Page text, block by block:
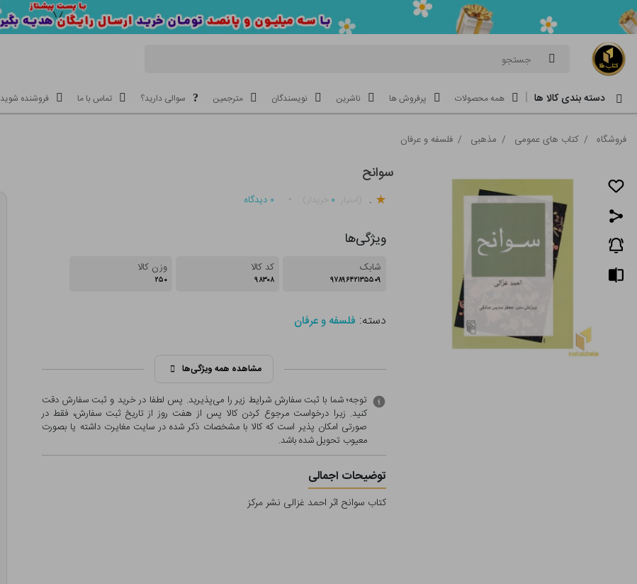
جستجو
دسته بندی کالا ها همه محصولات پرفروش ها ناشرین نویسندگان مترجمین سوالی دارید؟ تماس با ما فروشنده شوید
فروشگاه / کتاب های عمومی / مذهبی / فلسفه و عرفان
سوانح
. ۰ ۰ دیدگاه
ویژگی‌ها
شابک
۹۷۸۹۶۴۲۱۳۵۵۰۹
کد کالا
۹۸۳۰۸
وزن کالا
۲۵۰
دسته: فلسفه و عرفان
مشاهده همه ویژگی‌ها
توجه؛ شما با ثبت سفارش شرایط زیر را می‌پذیرید. پس لطفا در خرید و ثبت سفارش دقت
کنید. زیرا درخواست مرجوع کردن کالا پس از هفت روز از تاریخ ثبت سفارش، فقط در
صورتی امکان پذیر است که کالا با مشخصات ذکر شده در سایت مغایرت داشته یا بصورت
معيوب تحویل شده باشد.
توضیحات اجمالی
کتاب سوانح اثر احمد غزالی نشر مرکز